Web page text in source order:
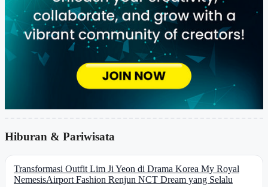
Hiburan & Pariwisata
Transformasi Outfit Lim Ji Yeon di Drama Korea My Royal
NemesisAirport Fashion Renjun NCT Dream yang Selalu